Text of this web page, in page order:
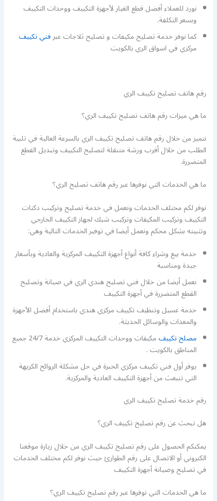
نورد للعملاء أفضل قطع الغيار لأجهزة التكييف ووحدات التكييف
وبسعر التكلفة.
كما نوفر خدمة تصليح مكيفات و تصليح ثلاجات عبرفني تكييف
مركزي في اسواق الري بالكويت
رقم هاتف تصليح تكييف الري
ما هي ميزات رقم هاتف تصليح تكييف الري؟
نتميز من خلال رقم هاتف تصليح تكييف الري بالسرعة العالية في تلبية
الطلب من خلال أقرب ورشة متنقلة لتصليح التكييف وتبديل القطع
المتضررة.
ما هي الخدمات التي نوفرها عبر رقم هاتف تصليح الري؟
نوفر لكم مختلف الخدمات ونعمل في خدمة تصليح وتركيب دكتات
التكييف وتركيب المكيفات وتركيب شبك لجهاز التكييف الخارجي
وتثبيته بشكل محكم ونعمل أيضا في توفير الخدمات التالية وهي:
خدمة بيع وشراء كافة أنواع أجهزة التكييف المركزية والعادية وبأسعار
جيدة ومناسبة
نعمل أيضا من خلال فني تصليح هندي الري في صيانة وتصليح
القطع المتضررة في أجهزة التكييف
خدمة غسيل وتنظيف تكييف مركزي هندي باستخدام أفضل الأجهزة
والمعدات والوسائل الحديثة.
مصلح تكييف
مكيفات ووحدات التكييف المركزي خدمة 24/7 جميع
المناطق بالكويت .
يوفر أول فني تكييف مركزي الخبرة في حل مشكلة الروائح الكريهة
التي تنبعث من أجهزة التكييف العادية والمركزية.
رقم خدمة تصليح تكييف الري
هل تبحث عن رقم تصليح تكييف الري؟
يمكنكم الحصول على رقم تصليح تكييف الري من خلال زيارة موقعنا
الكتروني أو الاتصال على رقم الطوارئ حيث نوفر لكم مختلف الخدمات
في تصليح وصيانة أجهزة التكييف
ما هي الخدمات التي نوفرها عبر رقم تصليح تكييف الري؟